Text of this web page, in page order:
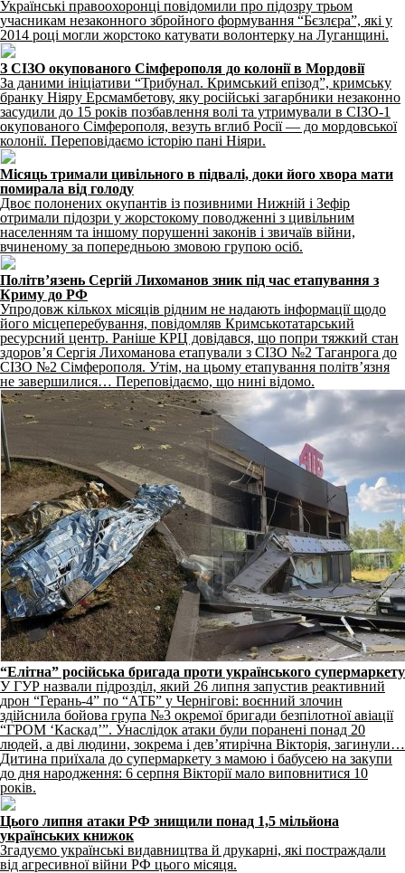
Українські правоохоронці повідомили про підозру трьом
учасникам незаконного збройного формування “Бєзлєра”, які у
2014 році могли жорстоко катувати волонтерку на Луганщині.
З СІЗО окупованого Сімферополя до колонії в Мордовії
За даними ініціативи “Трибунал. Кримський епізод”, кримську
бранку Ніяру Ерсмамбетову, яку російські загарбники незаконно
засудили до 15 років позбавлення волі та утримували в СІЗО-1
окупованого Сімферополя, везуть вглиб Росії — до мордовської
колонії. Переповідаємо історію пані Ніяри.
Місяць тримали цивільного в підвалі, доки його хвора мати
помирала від голоду
Двоє полонених окупантів із позивними Нижній і Зефір
отримали підозри у жорстокому поводженні з цивільним
населенням та іншому порушенні законів і звичаїв війни,
вчиненому за попередньою змовою групою осіб.
Політвʼязень Сергій Лихоманов зник під час етапування з
Криму до РФ
Упродовж кількох місяців рідним не надають інформації щодо
його місцеперебування, повідомляв Кримськотатарський
ресурсний центр. Раніше КРЦ довідався, що попри тяжкий стан
здоров’я Сергія Лихоманова етапували з СІЗО №2 Таганрога до
СІЗО №2 Сімферополя. Утім, на цьому етапування політвʼязня
не завершилися… Переповідаємо, що нині відомо.
“Елітна” російська бригада проти українського супермаркету
У ГУР назвали підрозділ, який 26 липня запустив реактивний
дрон “Герань-4” по “АТБ” у Чернігові: воєнний злочин
здійснила бойова група №3 окремої бригади безпілотної авіації
“ГРОМ ‘Каскад’”. Унаслідок атаки були поранені понад 20
людей, а дві людини, зокрема і дев’ятирічна Вікторія, загинули…
Дитина приїхала до супермаркету з мамою і бабусею на закупи
до дня народження: 6 серпня Вікторії мало виповнитися 10
років.
Цього липня атаки РФ знищили понад 1,5 мільйона
українських книжок
Згадуємо українські видавництва й друкарні, які постраждали
від агресивної війни РФ цього місяця.